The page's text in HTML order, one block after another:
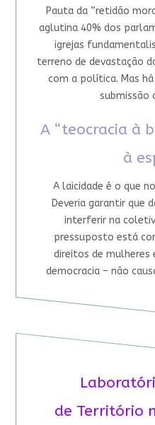
Pauta da “retidão
aglutina 40% dos
igrejas
terreno de devastação
com a política. Mas
submissão
A “teocracia à
à
A laicidade é o que
Deveria garantir que
interferir na
pressuposto está
direitos de mulheres
democracia – não
de Território